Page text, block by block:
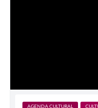
AGENDA CULTURAL